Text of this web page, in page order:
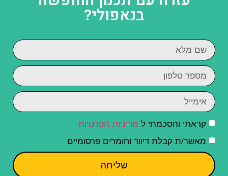
בנאפולי?
קראתי והסכמתי ל מדיניות הפרטיות
מאשר/ת קבלת דיוור וחומרים פרסומיים
שליחה